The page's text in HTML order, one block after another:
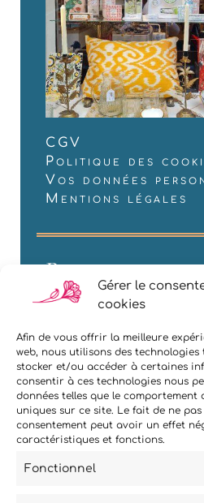
Gérer le
cookies
Afin de vous offrir la meilleure
web, nous utilisons des technologies
stocker et/ou accéder à certaines
consentir à ces technologies nous
données telles que le comportement
uniques sur ce site. Le fait de ne
consentement peut avoir un effet
caractéristiques et fonctions.
Fonctionnel
CGV
Politique des
Vos données
Mentions légales
Restons en
Si vous souhaitez
des nouveautés et
que nous